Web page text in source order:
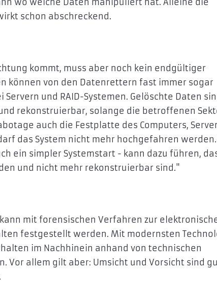
schon abschreckend.
kommt, muss aber noch kein endgültiger
können von den Datenrettern fast immer sogar
und RAID-Systemen. Gelöschte Daten
rekonstruierbar, solange die betroffenen
auch die Festplatte des Computers,
das System nicht mehr hochgefahren werden.
ein simpler Systemstart - kann dazu führen,
und nicht mehr rekonstruierbar sind."
mit forensischen Verfahren zur
festgestellt werden. Mit modernsten
im Nachhinein anhand von technischen
Vor allem gilt aber: Umsicht und Vorsicht sind